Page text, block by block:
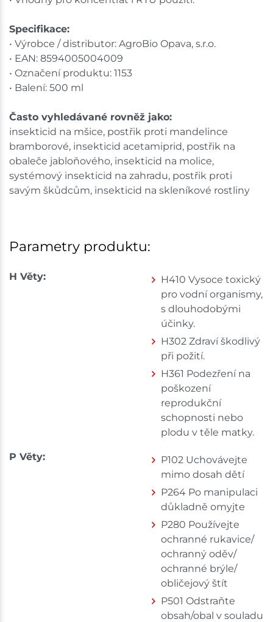
Parametry produktu:
H Věty:
H410 Vysoce toxický
pro vodní organismy,
s dlouhodobými
účinky.
H302 Zdraví škodlivý
při požití.
H361 Podezření na
poškození
reprodukční
schopnosti nebo
plodu v těle matky.
P Věty:
P102 Uchovávejte
mimo dosah dětí
P264 Po manipulaci
důkladně omyjte
P280 Používejte
ochranné rukavice/
ochranný oděv/
ochranné brýle/
obličejový štít
P501 Odstraňte
obsah/obal v souladu
Specifikace:
• Výrobce / distributor: AgroBio Opava, s.r.o.
• EAN: 8594005004009
• Označení produktu: 1153
• Balení: 500 ml
Často vyhledávané rovněž jako:
insekticid na mšice, postřik proti mandelince
bramborové, insekticid acetamiprid, postřik na
obaleče jabloňového, insekticid na molice,
systémový insekticid na zahradu, postřik proti
savým škůdcům, insekticid na skleníkové rostliny